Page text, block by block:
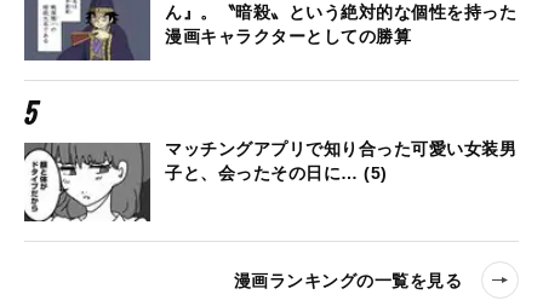
ん』。〝暗殺〟という絶対的な個性を持った
漫画キャラクターとしての勝算
マッチングアプリで知り合った可愛い女装男
子と、会ったその日に… (5)
漫画ランキングの一覧を見る